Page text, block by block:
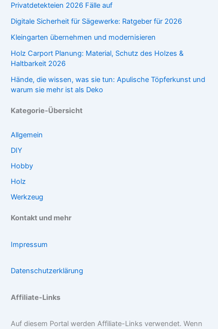
Privatdetekteien 2026 Fälle auf
Digitale Sicherheit für Sägewerke: Ratgeber für 2026
Kleingarten übernehmen und modernisieren
Holz Carport Planung: Material, Schutz des Holzes &
Haltbarkeit 2026
Hände, die wissen, was sie tun: Apulische Töpferkunst und
warum sie mehr ist als Deko
Kategorie-Übersicht
Allgemein
DIY
Hobby
Holz
Werkzeug
Kontakt und mehr
Impressum
Datenschutzerklärung
Affiliate-Links
Auf diesem Portal werden Affiliate-Links verwendet. Wenn